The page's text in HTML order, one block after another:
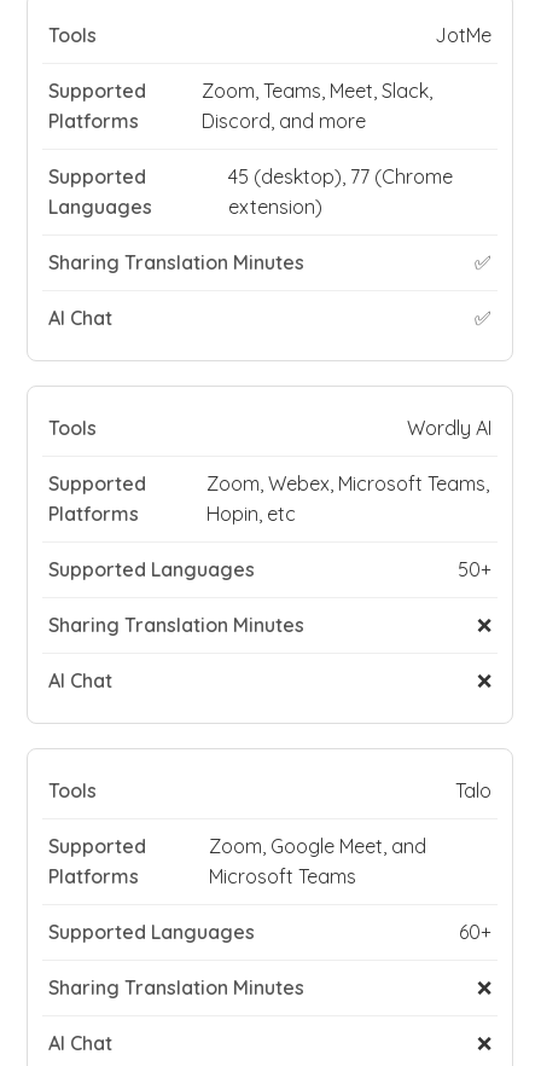
JotMe
Zoom, Teams, Meet, Slack,
Discord, and more
45 (desktop), 77 (Chrome
extension)
✅
✅
Wordly AI
Zoom, Webex, Microsoft Teams,
Hopin, etc
50+
❌
❌
Talo
Zoom, Google Meet, and
Microsoft Teams
60+
❌
❌